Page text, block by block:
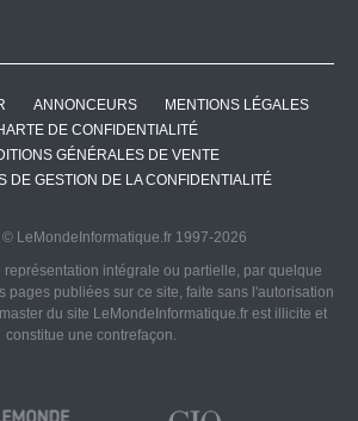
ANNONCEURS
MENTIONS LÉGALES
DE CONFIDENTIALITÉ
GÉNÉRALES DE VENTE
DE GESTION DE LA CONFIDENTIALITÉ
LeMondeInformatique.fr 1997-2026
représentation intégrale ou partielle, par quelque
pages publiées sur ce site, faite sans l'autorisation
du site LeMondeInformatique.fr est illicite et
constitue une contrefaçon.